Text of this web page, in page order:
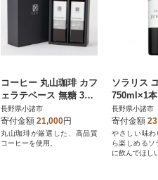
コーヒー 丸山珈琲 カフ
ェラテベース 無糖 300
ml×2本セット
長野県小諸市
寄付金額 21,000円
丸山珈琲が厳選した、高品質
コーヒーを使用。
ソラリス
750ml×1
長野県小諸市
寄付金額
やさしい味
ら楽しめるソ
に飲んでほし